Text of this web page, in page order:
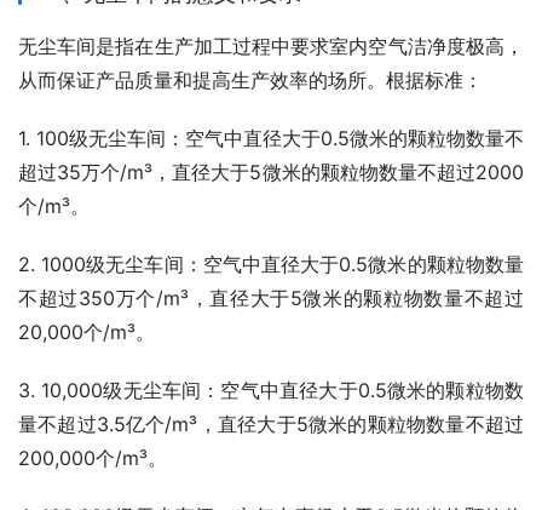
无尘车间是指在生产加工过程中要求室内空气洁净度极高，
从而保证产品质量和提高生产效率的场所。根据标准：
1. 100级无尘车间：空气中直径大于0.5微米的颗粒物数量不
超过35万个/m³，直径大于5微米的颗粒物数量不超过2000
个/m³。
2. 1000级无尘车间：空气中直径大于0.5微米的颗粒物数量
不超过350万个/m³，直径大于5微米的颗粒物数量不超过
20,000个/m³。
3. 10,000级无尘车间：空气中直径大于0.5微米的颗粒物数
量不超过3.5亿个/m³，直径大于5微米的颗粒物数量不超过
200,000个/m³。